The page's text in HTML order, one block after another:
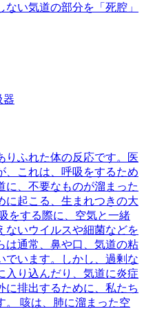
い気道の部分を「死腔」
器
りふれた体の反応です。医
、これは、呼吸をするため
に、不要なものが溜まった
に起こる、生まれつきの大
をする際に、空気と一緒
ないウイルスや細菌などを
は通常、鼻や口、気道の粘
でいます。しかし、過剰な
入り込んだり、気道に炎症
に排出するために、私たち
。 咳は、肺に溜まった空